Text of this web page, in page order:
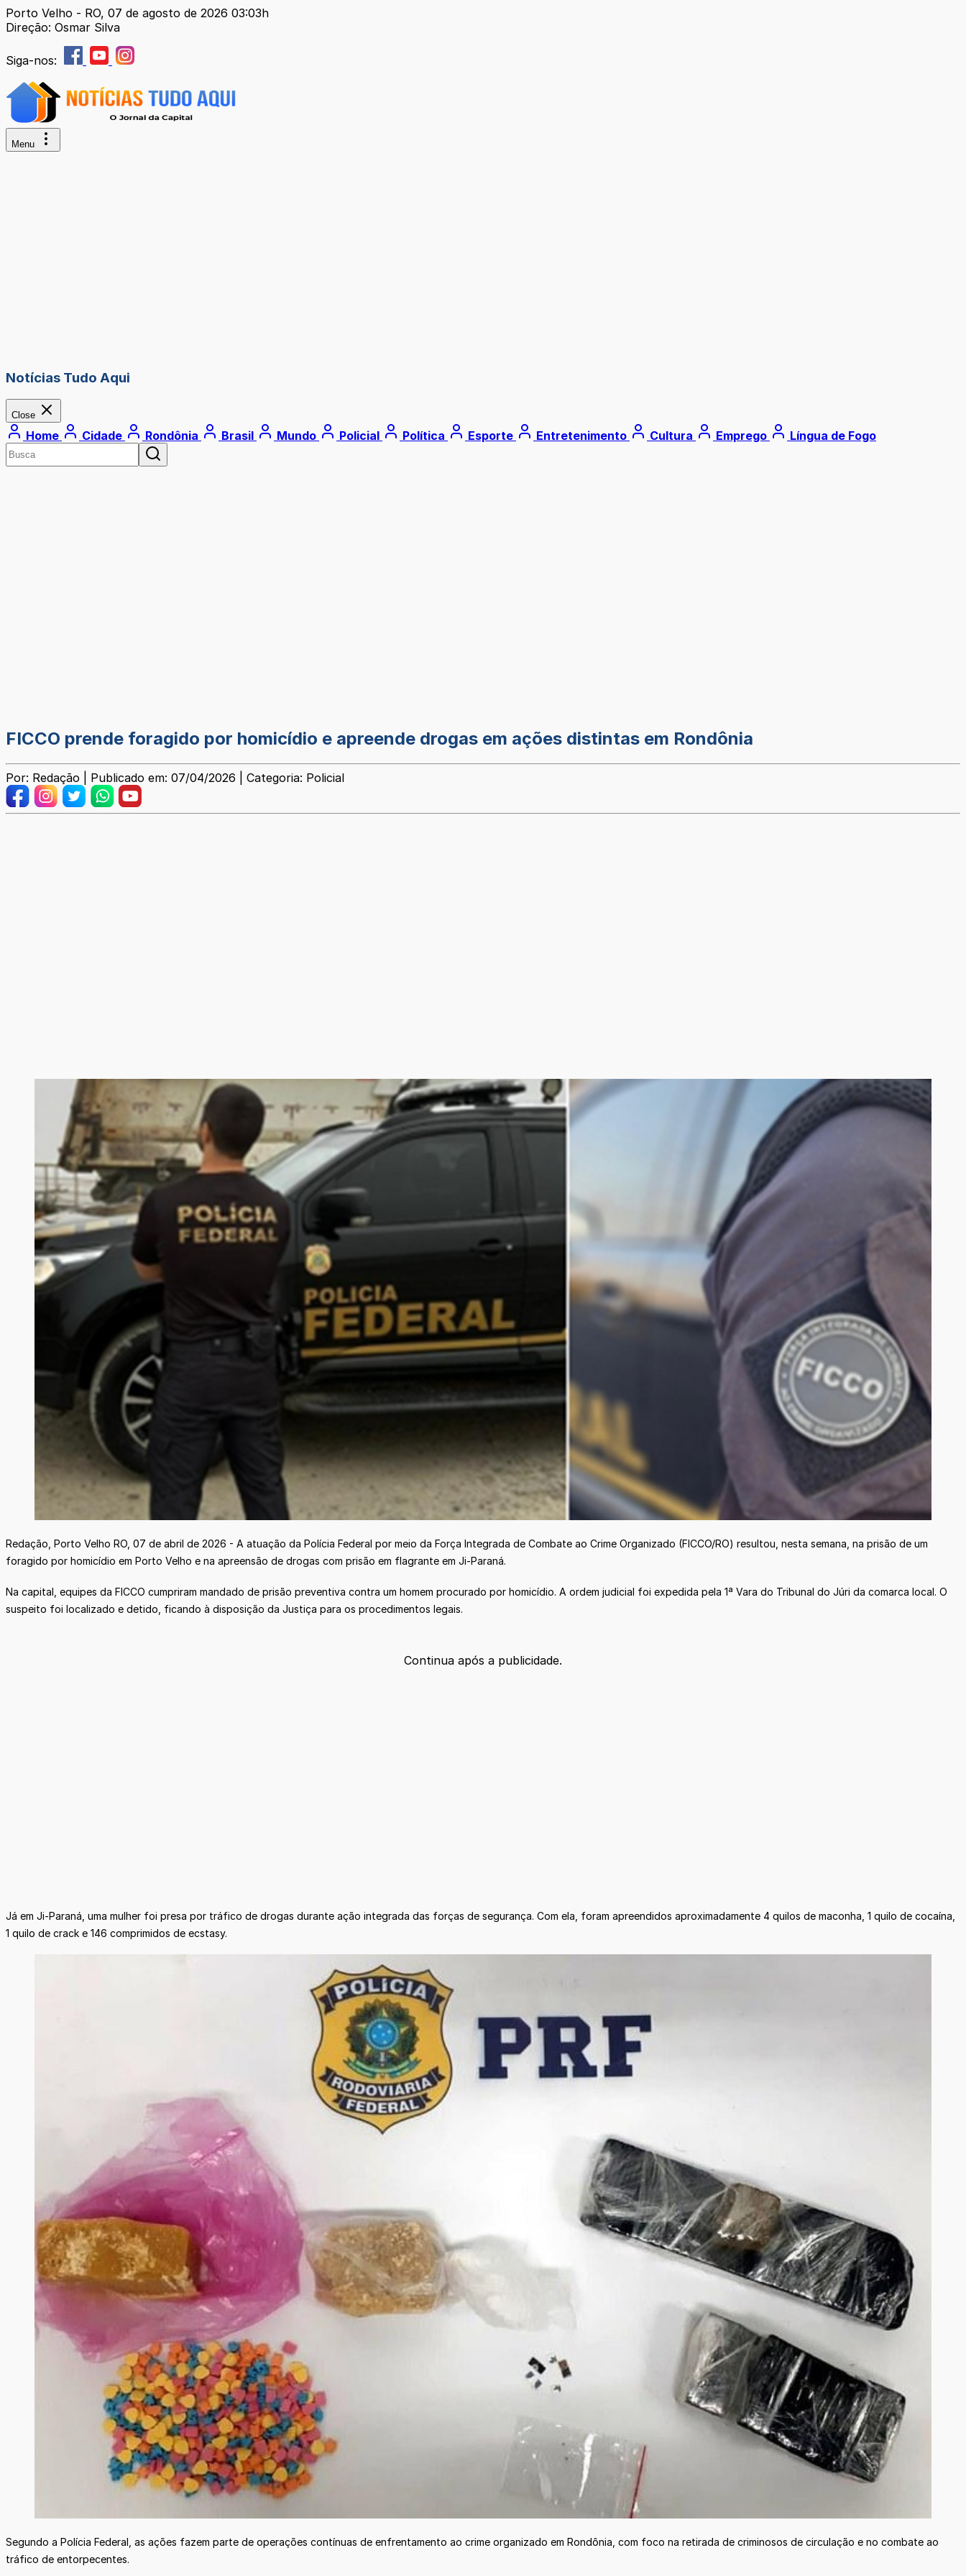
Porto Velho - RO, 07 de agosto de 2026 03:03h
Direção: Osmar Silva
Siga-nos:
Menu
Notícias Tudo Aqui
Close
Home Cidade Rondônia Brasil Mundo Policial Política Esporte Entretenimento Cultura Emprego Língua de Fogo
FICCO prende foragido por homicídio e apreende drogas em ações distintas em Rondônia
Por: Redação | Publicado em: 07/04/2026 | Categoria: Policial
Redação, Porto Velho RO, 07 de abril de 2026 - A atuação da Polícia Federal por meio da Força Integrada de Combate ao Crime Organizado (FICCO/RO) resultou, nesta semana, na prisão de um
foragido por homicídio em Porto Velho e na apreensão de drogas com prisão em flagrante em Ji-Paraná.
Na capital, equipes da FICCO cumpriram mandado de prisão preventiva contra um homem procurado por homicídio. A ordem judicial foi expedida pela 1ª Vara do Tribunal do Júri da comarca local. O
suspeito foi localizado e detido, ficando à disposição da Justiça para os procedimentos legais.
Continua após a publicidade.
Já em Ji-Paraná, uma mulher foi presa por tráfico de drogas durante ação integrada das forças de segurança. Com ela, foram apreendidos aproximadamente 4 quilos de maconha, 1 quilo de cocaína,
1 quilo de crack e 146 comprimidos de ecstasy.
Segundo a Polícia Federal, as ações fazem parte de operações contínuas de enfrentamento ao crime organizado em Rondônia, com foco na retirada de criminosos de circulação e no combate ao
tráfico de entorpecentes.